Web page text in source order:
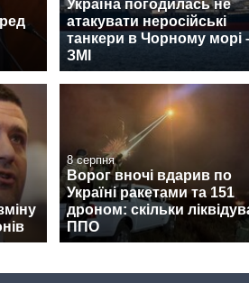
Україна погодилась не
атакувати неросійські
танкери в Чорному морі
ЗМІ
8 серпня
Ворог вночі вдарив по
Україні ракетами та 151
дроном: скільки
ППО